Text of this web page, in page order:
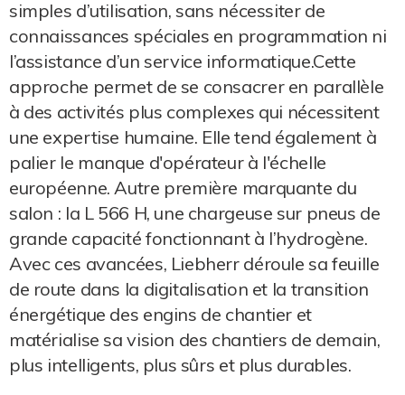
simples d’utilisation, sans nécessiter de
connaissances spéciales en programmation ni
l’assistance d’un service informatique.Cette
approche permet de se consacrer en parallèle
à des activités plus complexes qui nécessitent
une expertise humaine. Elle tend également à
palier le manque d'opérateur à l'échelle
européenne. Autre première marquante du
salon : la L 566 H, une chargeuse sur pneus de
grande capacité fonctionnant à l’hydrogène.
Avec ces avancées, Liebherr déroule sa feuille
de route dans la digitalisation et la transition
énergétique des engins de chantier et
matérialise sa vision des chantiers de demain,
plus intelligents, plus sûrs et plus durables.